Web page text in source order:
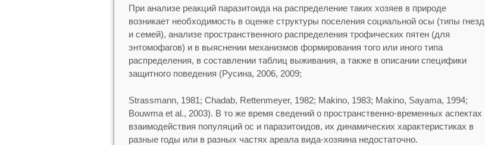
При анализе реакций паразитоида на распределение таких хозяев в природе
возникает необходимость в оценке структуры поселения социальной осы (типы гнезд
и семей), анализе пространственного распределения трофических пятен (для
энтомофагов) и в выяснении механизмов формирования того или иного типа
распределения, в составлении таблиц выживания, а также в описании специфики
защитного поведения (Русина, 2006, 2009;
Strassmann, 1981; Chadab, Rettenmeyer, 1982; Makino, 1983; Makino, Sayama, 1994;
Bouwma et al., 2003). В то же время сведений о пространственно-временных аспектах
взаимодействия популяций ос и паразитоидов, их динамических характеристиках в
разные годы или в разных частях ареала вида-хозяина недостаточно.